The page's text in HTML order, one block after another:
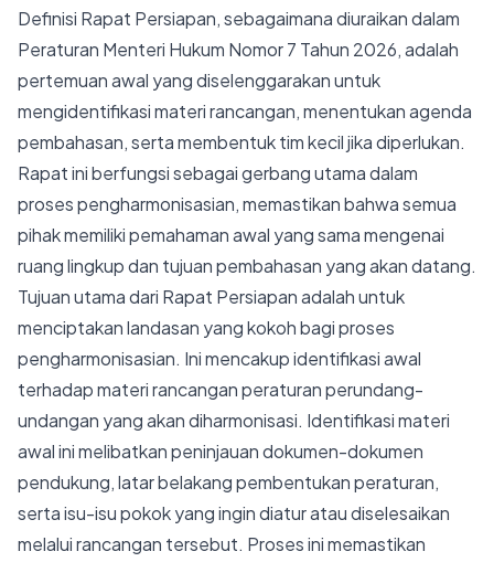
Definisi Rapat Persiapan, sebagaimana diuraikan dalam
Peraturan Menteri Hukum Nomor 7 Tahun 2026, adalah
pertemuan awal yang diselenggarakan untuk
mengidentifikasi materi rancangan, menentukan agenda
pembahasan, serta membentuk tim kecil jika diperlukan.
Rapat ini berfungsi sebagai gerbang utama dalam
proses pengharmonisasian, memastikan bahwa semua
pihak memiliki pemahaman awal yang sama mengenai
ruang lingkup dan tujuan pembahasan yang akan datang.
Tujuan utama dari Rapat Persiapan adalah untuk
menciptakan landasan yang kokoh bagi proses
pengharmonisasian. Ini mencakup identifikasi awal
terhadap materi rancangan peraturan perundang-
undangan yang akan diharmonisasi. Identifikasi materi
awal ini melibatkan peninjauan dokumen-dokumen
pendukung, latar belakang pembentukan peraturan,
serta isu-isu pokok yang ingin diatur atau diselesaikan
melalui rancangan tersebut. Proses ini memastikan